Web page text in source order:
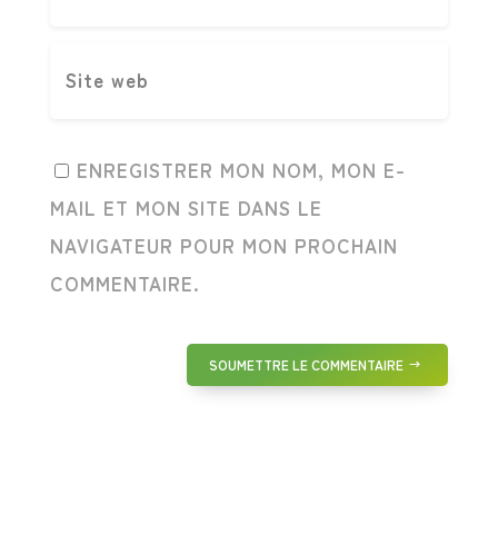
ENREGISTRER MON NOM, MON E-
MAIL ET MON SITE DANS LE
NAVIGATEUR POUR MON PROCHAIN
COMMENTAIRE.
SOUMETTRE LE COMMENTAIRE